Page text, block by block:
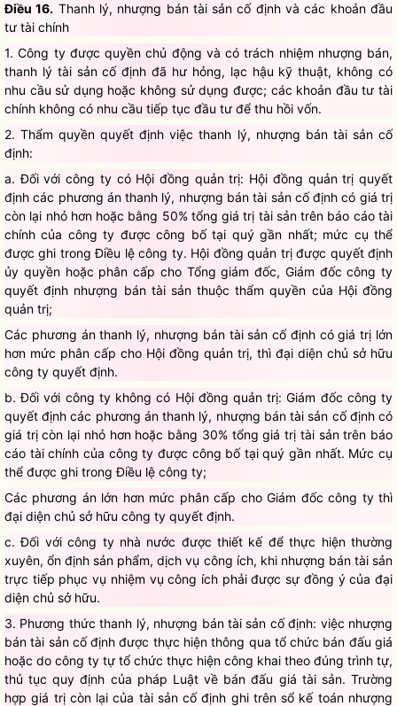
Điều 16. Thanh lý, nhượng bán tài sản cố định và các khoản đầu
tư tài chính
1. Công ty được quyền chủ động và có trách nhiệm nhượng bán,
thanh lý tài sản cố định đã hư hỏng, lạc hậu kỹ thuật, không có
nhu cầu sử dụng hoặc không sử dụng được; các khoản đầu tư tài
chính không có nhu cầu tiếp tục đầu tư để thu hồi vốn.
2. Thẩm quyền quyết định việc thanh lý, nhượng bán tài sản cố
định:
a. Đối với công ty có Hội đồng quản trị: Hội đồng quản trị quyết
định các phương án thanh lý, nhượng bán tài sản cố định có giá trị
còn lại nhỏ hơn hoặc bằng 50% tổng giá trị tài sản trên báo cáo tài
chính của công ty được công bố tại quý gần nhất; mức cụ thể
được ghi trong Điều lệ công ty. Hội đồng quản trị được quyết định
ủy quyền hoặc phân cấp cho Tổng giám đốc, Giám đốc công ty
quyết định nhượng bán tài sản thuộc thẩm quyền của Hội đồng
quản trị;
Các phương án thanh lý, nhượng bán tài sản cố định có giá trị lớn
hơn mức phân cấp cho Hội đồng quản trị, thì đại diện chủ sở hữu
công ty quyết định.
b. Đối với công ty không có Hội đồng quản trị: Giám đốc công ty
quyết định các phương án thanh lý, nhượng bán tài sản cố định có
giá trị còn lại nhỏ hơn hoặc bằng 30% tổng giá trị tài sản trên báo
cáo tài chính của công ty được công bố tại quý gần nhất. Mức cụ
thể được ghi trong Điều lệ công ty;
Các phương án lớn hơn mức phân cấp cho Giám đốc công ty thì
đại diện chủ sở hữu công ty quyết định.
c. Đối với công ty nhà nước được thiết kế để thực hiện thường
xuyên, ổn định sản phẩm, dịch vụ công ích, khi nhượng bán tài sản
trực tiếp phục vụ nhiệm vụ công ích phải được sự đồng ý của đại
diện chủ sở hữu.
3. Phương thức thanh lý, nhượng bán tài sản cố định: việc nhượng
bán tài sản cố định được thực hiện thông qua tổ chức bán đấu giá
hoặc do công ty tự tổ chức thực hiện công khai theo đúng trình tự,
thủ tục quy định của pháp Luật về bán đấu giá tài sản. Trường
hợp giá trị còn lại của tài sản cố định ghi trên sổ kế toán nhượng